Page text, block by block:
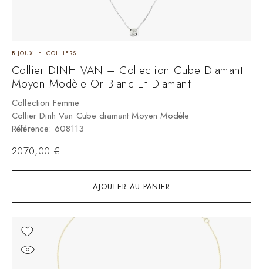
AJOUTER AU PANIER
BIJOUX COLLIERS
Collier DINH VAN – Collection Cube Diamant
Moyen Modèle Or Blanc Et Diamant
Collection Femme
Collier Dinh Van Cube diamant Moyen Modèle
Référence: 608113
2070,00 €